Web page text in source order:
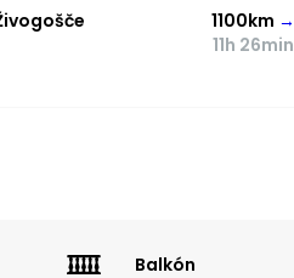
1100km →
11h 26min
Balkón